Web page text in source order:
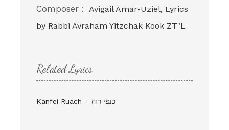
Composer :
Avigail Amar-Uziel, Lyrics
by Rabbi Avraham Yitzchak Kook ZT"L
Related Lyrics
Kanfei Ruach – כנפי רוח